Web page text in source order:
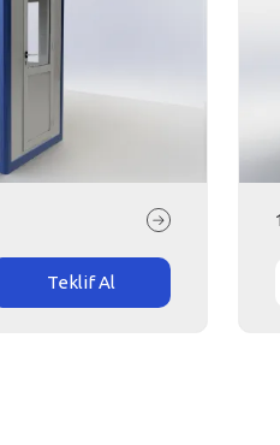
Teklif Al